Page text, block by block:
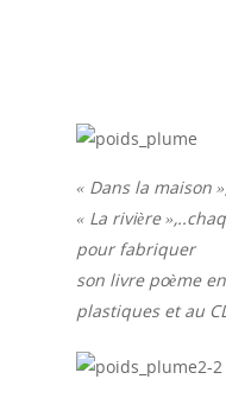
« Dans la maison
« La rivière
pour fabriquer
son livre poème
plastiques et au